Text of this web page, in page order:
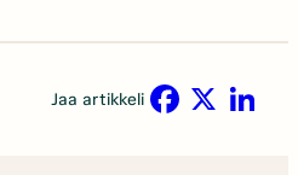
Jaa artikkeli